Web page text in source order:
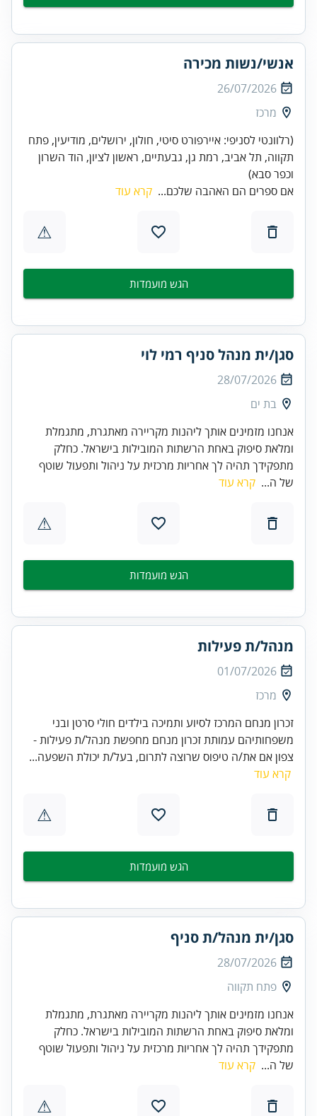
אנשי/נשות מכירה
26/07/2026
מרכז
(רלוונטי לסניפי: איירפורט סיטי, חולון, ירושלים, מודיעין, פתח
תקווה, תל אביב, רמת גן, גבעתיים, ראשון לציון, הוד השרון
וכפר סבא)
אם ספרים הם האהבה שלכם... קרא עוד
⚠
הגש מועמדות
סגן/ית מנהל סניף רמי לוי
28/07/2026
בת ים
אנחנו מזמינים אותך ליהנות מקריירה מאתגרת, מתגמלת
ומלאת סיפוק באחת הרשתות המובילות בישראל. כחלק
מתפקידך תהיה לך אחריות מרכזית על ניהול ותפעול שוטף
של ה... קרא עוד
⚠
הגש מועמדות
מנהל/ת פעילות
01/07/2026
מרכז
זכרון מנחם המרכז לסיוע ותמיכה בילדים חולי סרטן ובני
משפחותיהם עמותת זכרון מנחם מחפשת מנהל/ת פעילות -
צפון אם את/ה טיפוס שרוצה לתרום, בעל/ת יכולת השפעה...
קרא עוד
⚠
הגש מועמדות
סגן/ית מנהל/ת סניף
28/07/2026
פתח תקווה
אנחנו מזמינים אותך ליהנות מקריירה מאתגרת, מתגמלת
ומלאת סיפוק באחת הרשתות המובילות בישראל. כחלק
מתפקידך תהיה לך אחריות מרכזית על ניהול ותפעול שוטף
של ה... קרא עוד
⚠